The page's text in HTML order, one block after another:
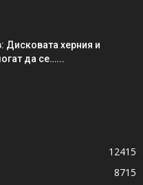
Дисковата херния и
да се…...
12415
8715